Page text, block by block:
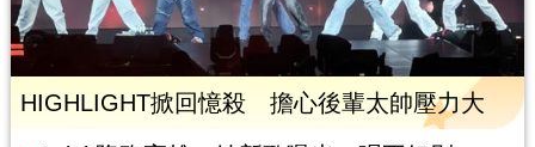
HIGHLIGHT掀回憶殺 擔心後輩太帥壓力大